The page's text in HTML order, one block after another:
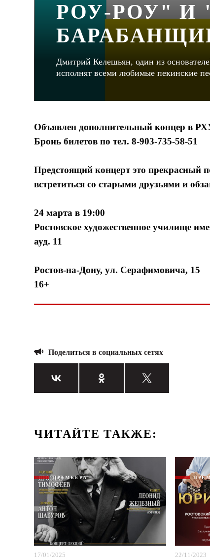
РОУ-РОУ" И
Дмитрий Келешьян, один из
исполнят всеми любимые пекинские
Объявлен дополнительный концер в
Бронь билетов по тел. 8-903-735-58-51
Предстоящий концерт это прекрасный
встретиться со старыми друзьями и
24 марта в 19:00
Ростовское художественное училище
ауд. 11
Ростов-на-Дону, ул. Серафимовича, 15
16+
Поделиться в социальных сетях
ЧИТАЙТЕ ТАКЖЕ:
ПРЕМЬЕРА
17/01/2025 22/11/2023